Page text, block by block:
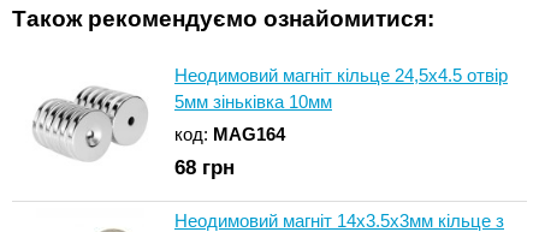
Також рекомендуємо ознайомитися:
Неодимовий магніт кільце 24,5x4.5 отвір
5мм зіньківка 10мм
код: MAG164
68 грн
Неодимовий магніт 14х3.5х3мм кільце з